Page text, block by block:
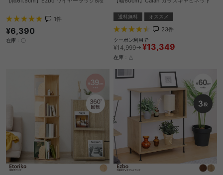
1件
¥6,390
在庫：〇
送料無料 オススメ
23件
クーポン利用で
¥14,999→ ¥13,349
在庫：△